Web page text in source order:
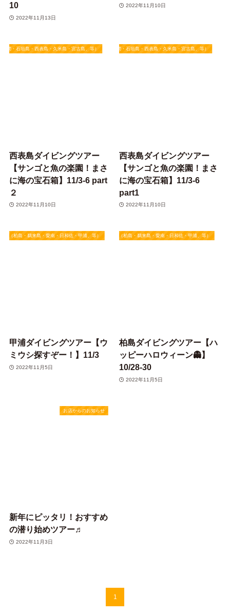
10
2022年11月13日
2022年11月10日
間・石垣島・西表島・久米島・宮古島、等）
西表島ダイビングツアー
【サンゴと魚の楽園！まさ
に海の宝石箱】11/3-6 part
２
2022年11月10日
★沖縄県（沖縄本島・慶良間・石垣島・西表島・久米島・宮古島、等）
西表島ダイビングツアー
【サンゴと魚の楽園！まさ
に海の宝石箱】11/3-6
part1
2022年11月10日
国（柏島・鵜来島・愛南・日和佐・甲浦、等）
甲浦ダイビングツアー【ウ
ミウシ探すぞー！】11/3
2022年11月5日
★四国（柏島・鵜来島・愛南・日和佐・甲浦、等）
柏島ダイビングツアー【ハ
ッピーハロウィーン👻】
10/28-30
2022年11月5日
お店からのお知らせ
新年にピッタリ！おすすめ
の潜り始めツアー♬
2022年11月3日
1